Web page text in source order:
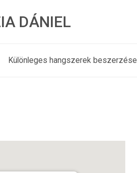
DÁNIEL
Különleges hangszerek beszerzése